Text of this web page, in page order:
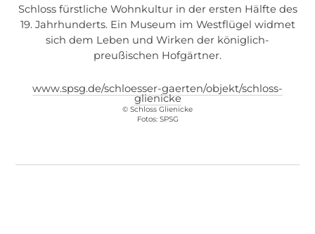
Schloss fürstliche Wohnkultur in der ersten Hälfte des
19. Jahrhunderts. Ein Museum im Westflügel widmet
sich dem Leben und Wirken der königlich-
preußischen Hofgärtner.
www.spsg.de/schloesser-gaerten/objekt/schloss-
glienicke
© Schloss Glienicke
Fotos: SPSG